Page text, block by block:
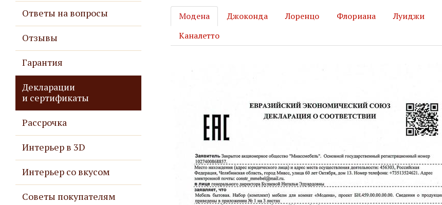
Модена Джоконда Лоренцо Флориана Луиджи
Каналетто
Ответы на вопросы
Отзывы
Гарантия
Декларации
и сертификаты
Рассрочка
Интерьер в 3D
Интерьер со вкусом
Советы покупателям